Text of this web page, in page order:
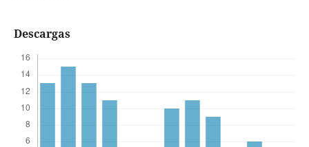
Descargas